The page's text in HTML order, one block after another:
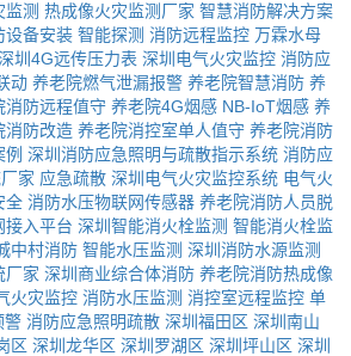
测 热成像火灾监测厂家 智慧消防解决方案
设备安装 智能探测 消防远程监控 万霖水母
圳4G远传压力表 深圳电气火灾监控 消防应
动 养老院燃气泄漏报警 养老院智慧消防 养
消防远程值守 养老院4G烟感 NB-IoT烟感 养
消防改造 养老院消控室单人值守 养老院消防
深圳消防应急照明与疏散指示系统 消防应
家 应急疏散 深圳电气火灾监控系统 电气火
全 消防水压物联网传感器 养老院消防人员脱
接入平台 深圳智能消火栓监测 智能消火栓监
中村消防 智能水压监测 深圳消防水源监测
厂家 深圳商业综合体消防 养老院消防热成像
火灾监控 消防水压监测 消控室远程监控 单
警 消防应急照明疏散 深圳福田区 深圳南山
区 深圳龙华区 深圳罗湖区 深圳坪山区 深圳